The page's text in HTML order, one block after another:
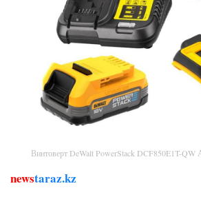
Винтоверт DeWalt PowerStack DCF850E1T-
newstaraz.kz